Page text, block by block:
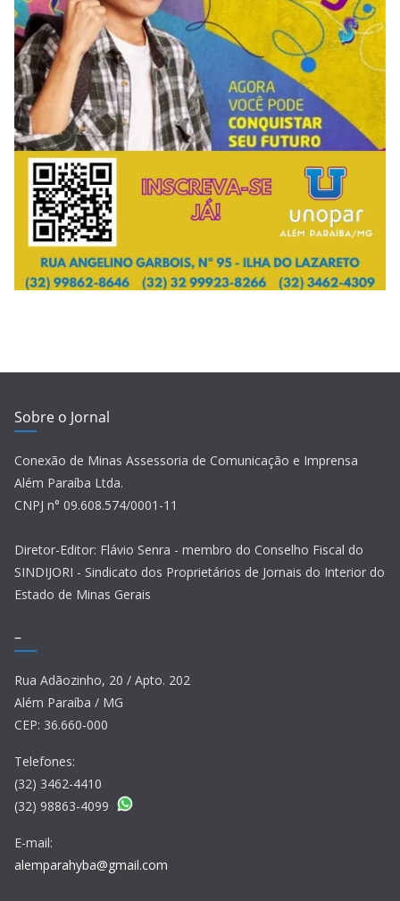
Sobre o Jornal
Conexão de Minas Assessoria de Comunicação e Imprensa
Além Paraíba Ltda.
CNPJ n° 09.608.574/0001-11
Diretor-Editor: Flávio Senra - membro do Conselho Fiscal do
SINDIJORI - Sindicato dos Proprietários de Jornais do Interior do
Estado de Minas Gerais
–
Rua Adãozinho, 20 / Apto. 202
Além Paraíba / MG
CEP: 36.660-000
Telefones:
(32) 3462-4410
(32) 98863-4099
E-mail:
alemparahyba@gmail.com